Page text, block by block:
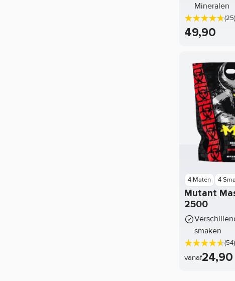
Mineralen
(25)
49,90
4 Maten 4
Mutant
2500
smaken
(54)
vanaf24,90